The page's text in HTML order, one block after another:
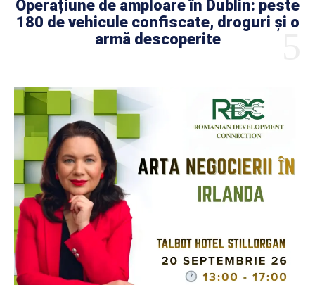
Operațiune de amploare în Dublin: peste
180 de vehicule confiscate, droguri și o
armă descoperite